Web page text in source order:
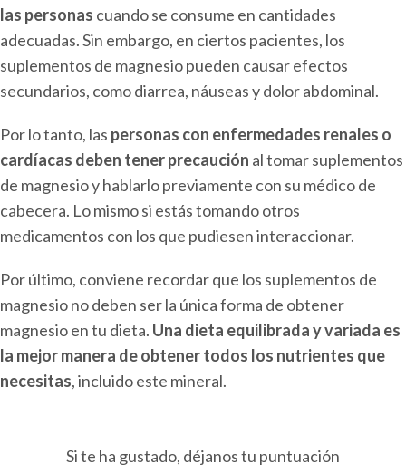
las personas cuando se consume en cantidades
adecuadas. Sin embargo, en ciertos pacientes, los
suplementos de magnesio pueden causar efectos
secundarios, como diarrea, náuseas y dolor abdominal.
Por lo tanto, las personas con enfermedades renales o
cardíacas deben tener precaución al tomar suplementos
de magnesio y hablarlo previamente con su médico de
cabecera. Lo mismo si estás tomando otros
medicamentos con los que pudiesen interaccionar.
Por último, conviene recordar que los suplementos de
magnesio no deben ser la única forma de obtener
magnesio en tu dieta. Una dieta equilibrada y variada es
la mejor manera de obtener todos los nutrientes que
necesitas, incluido este mineral.
Si te ha gustado, déjanos tu puntuación